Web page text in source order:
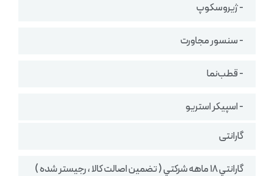
- ژیروسکوپ
- سنسور مجاورت
- قطب‌نما
- اسپیکر استریو
گارانتی
گارانتي ١٨ ماهه شركتي ( تضمين اصالت كالا ، رجيستر شده )